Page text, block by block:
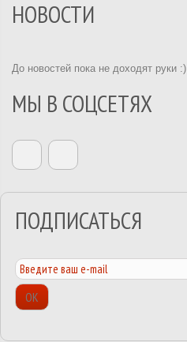
НОВОСТИ
До новостей пока не доходят руки :)
МЫ В СОЦСЕТЯХ
ПОДПИСАТЬСЯ
ОК